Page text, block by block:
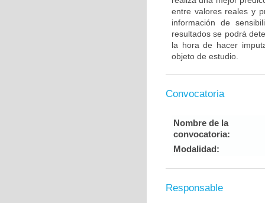
entre valores reales y
información de
resultados se podrá
la hora de hacer
objeto de estudio.
Convocatoria
Nombre de la
convocatoria:
Modalidad:
Responsable